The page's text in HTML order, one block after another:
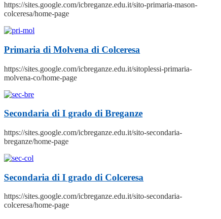
https://sites.google.com/icbreganze.edu.it/sito-primaria-mason-
colceresa/home-page
Primaria di Molvena di Colceresa
https://sites.google.com/icbreganze.edu.it/sitoplessi-primaria-
molvena-co/home-page
Secondaria di I grado di Breganze
https://sites.google.com/icbreganze.edu.it/sito-secondaria-
breganze/home-page
Secondaria di I grado di Colceresa
https://sites.google.com/icbreganze.edu.it/sito-secondaria-
colceresa/home-page